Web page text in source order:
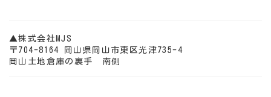
▲株式会社MJS
〒704-8164 岡山県岡山市東区光津735-4
岡山土地倉庫の裏手 南側